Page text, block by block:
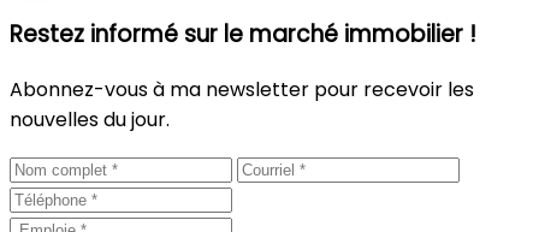
Restez informé sur le marché immobilier !
Abonnez-vous à ma newsletter pour recevoir les
nouvelles du jour.